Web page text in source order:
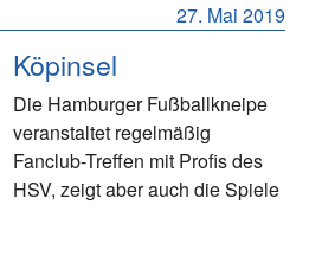
27. Mai 2019
Köpinsel
Die Hamburger Fußballkneipe
veranstaltet regelmäßig
Fanclub-Treffen mit Profis des
HSV, zeigt aber auch die Spiele